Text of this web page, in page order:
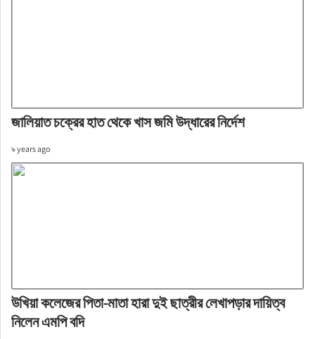
জালিয়াত চক্রের হাত থেকে খাস জমি উদ্ধারের নির্দেশ
৯ years ago
উখিয়া কলেজের পিতা-মাতা হারা দুই ছাত্রীর লেখাপড়ার দায়িত্ব
নিলেন এমপি বদি